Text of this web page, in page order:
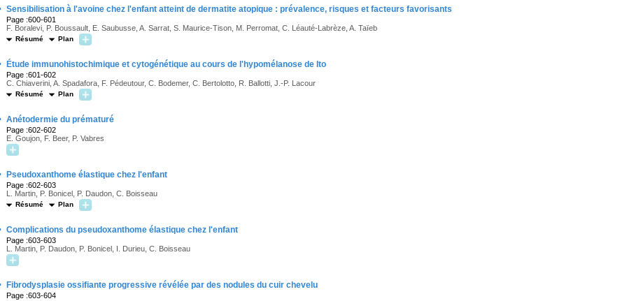
Sensibilisation à l'avoine chez l'enfant atteint de dermatite atopique : prévalence, risques et facteurs favorisants
Page :600-601
F. Boralevi, P. Boussault, E. Saubusse, A. Sarrat, S. Maurice-Tison, M. Perromat, C. Léauté-Labrèze, A. Taïeb
Résumé Plan
Étude immunohistochimique et cytogénétique au cours de l'hypomélanose de Ito
Page :601-602
C. Chiaverini, A. Spadafora, F. Pédeutour, C. Bodemer, C. Bertolotto, R. Ballotti, J.-P. Lacour
Résumé Plan
Anétodermie du prématuré
Page :602-602
E. Goujon, F. Beer, P. Vabres
Pseudoxanthome élastique chez l'enfant
Page :602-603
L. Martin, P. Bonicel, P. Daudon, C. Boisseau
Résumé Plan
Complications du pseudoxanthome élastique chez l'enfant
Page :603-603
L. Martin, P. Daudon, P. Bonicel, I. Durieu, C. Boisseau
Fibrodysplasie ossifiante progressive révélée par des nodules du cuir chevelu
Page :603-604